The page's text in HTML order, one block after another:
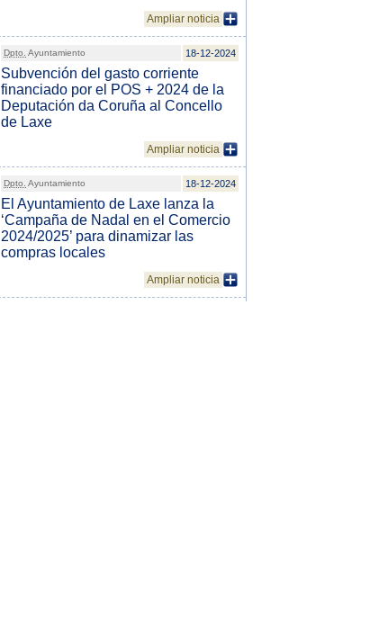
Ampliar noticia
Dpto. Ayuntamiento 18-12-2024
Subvención del gasto corriente
financiado por el POS + 2024 de la
Deputación da Coruña al Concello
de Laxe
Ampliar noticia
Dpto. Ayuntamiento 18-12-2024
El Ayuntamiento de Laxe lanza la
‘Campaña de Nadal en el Comercio
2024/2025’ para dinamizar las
compras locales
Ampliar noticia